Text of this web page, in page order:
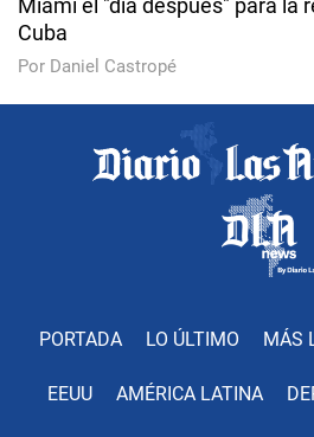
Miami el "día después" para la
Cuba
Por Daniel Castropé
PORTADA LO ÚLTIMO MÁS
EEUU AMÉRICA LATINA